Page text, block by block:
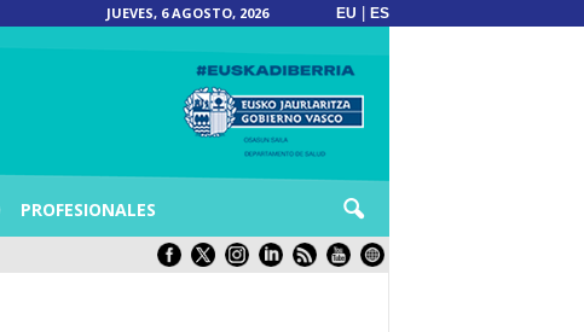
JUEVES, 6 AGOSTO, 2026 EU ES
PROFESIONALES